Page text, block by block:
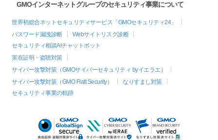
GMOインターネットグループのセキュリティ事業について
世界初総合ネットセキュリティサービス「GMOセキュリティ24」
パスワード漏洩診断
Webサイトリスク診断
セキュリティ相談AIチャットボット
実在証明・盗聴対策
サイバー攻撃対策（GMOサイバーセキュリティ byイエラエ）
サイバー攻撃対策（GMO Flatt Security）
なりすまし対策
セキュリティ事業の軌跡